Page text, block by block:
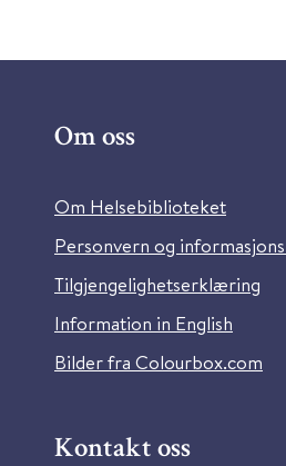
Om oss
Om Helsebiblioteket
Personvern og
Tilgjengelighetserklæring
Information in English
Bilder fra Colourbox.com
Kontakt oss